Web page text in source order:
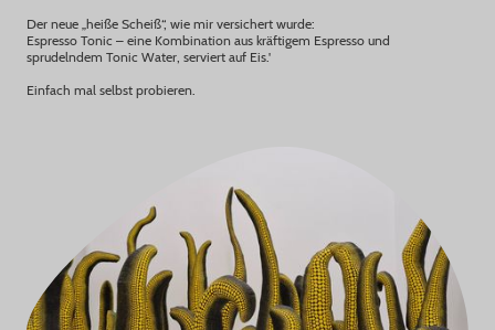
Der neue „heiße Scheiß“, wie mir versichert wurde:
Espresso Tonic – eine Kombination aus kräftigem Espresso und
sprudelndem Tonic Water, serviert auf Eis.'
Einfach mal selbst probieren.